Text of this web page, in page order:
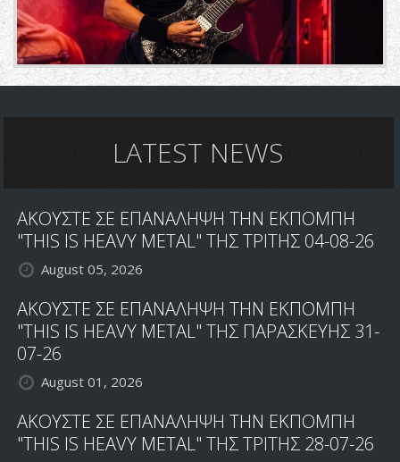
LATEST NEWS
ΑΚΟΥΣΤΕ ΣΕ ΕΠΑΝΑΛΗΨΗ ΤΗΝ ΕΚΠΟΜΠΗ
"THIS IS HEAVY METAL" ΤΗΣ ΤΡΙΤΗΣ 04-08-26
August 05, 2026
ΑΚΟΥΣΤΕ ΣΕ ΕΠΑΝΑΛΗΨΗ ΤΗΝ ΕΚΠΟΜΠΗ
"THIS IS HEAVY METAL" ΤΗΣ ΠΑΡΑΣΚΕΥΗΣ 31-
07-26
August 01, 2026
ΑΚΟΥΣΤΕ ΣΕ ΕΠΑΝΑΛΗΨΗ ΤΗΝ ΕΚΠΟΜΠΗ
"THIS IS HEAVY METAL" ΤΗΣ ΤΡΙΤΗΣ 28-07-26